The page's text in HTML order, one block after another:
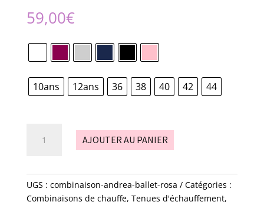
59,00€
10ans 12ans 36 38 40 42 44
Andrea
-
AJOUTER AU PANIER
UGS : combinaison-andrea-ballet-rosa
Catégories :
Combinaisons de chauffe, Tenues d'échauffement,